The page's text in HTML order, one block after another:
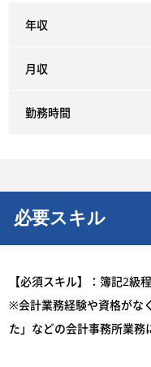
年収
月収
勤務時間
必要スキル
【必須スキル】：簿記2級
※会計業務経験や資格がな
た」などの会計事務所業務